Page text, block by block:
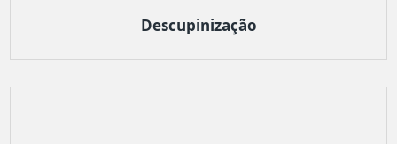
Descupinização